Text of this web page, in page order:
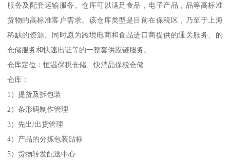
服务及配套运输服务。仓库可以满足食品，电子产品，品等高标准
货物的高标准客户需求。该仓库类型是目前在保税区，乃至于上海
稀缺的资源。同时愿为跨境电商和食品进口商提供的通关服务、的
仓储服务和快速出证等的一整套供应链服务。
仓库定位：恒温保税仓储、快消品保税仓储
仓库：
1）提货及拆包装
2）条形码制作管理
3）先出/出货管理
4）产品的分拣包装贴标
5）货物转发配送中心